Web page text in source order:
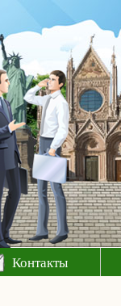
Контакты